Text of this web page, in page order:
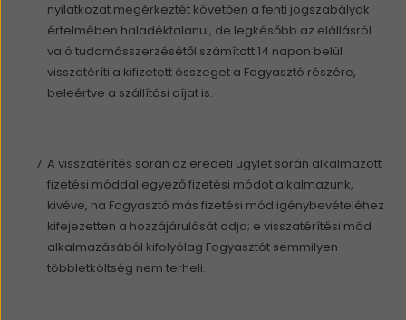
nyilatkozat megérkeztét követően a fenti jogszabályok
értelmében haladéktalanul, de legkésőbb az elállásról
való tudomásszerzésétől számított 14 napon belül
visszatéríti a kifizetett összeget a Fogyasztó részére,
beleértve a szállítási díjat is.
A visszatérítés során az eredeti ügylet során alkalmazott
fizetési móddal egyező fizetési módot alkalmazunk,
kivéve, ha Fogyasztó más fizetési mód igénybevételéhez
kifejezetten a hozzájárulását adja; e visszatérítési mód
alkalmazásából kifolyólag Fogyasztót semmilyen
többletköltség nem terheli.